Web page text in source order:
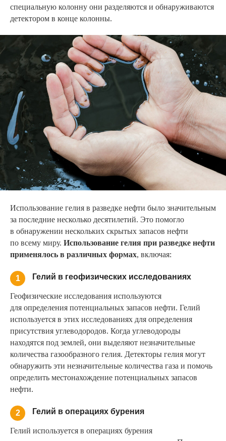
специальную колонну они разделяются и обнаруживаются
детектором в конце колонны.
Использование гелия в разведке нефти было значительным
за последние несколько десятилетий. Это помогло
в обнаружении нескольких скрытых запасов нефти
по всему миру. Использование гелия при разведке нефти
применялось в различных формах, включая:
1 Гелий в геофизических исследованиях
Геофизические исследования используются
для определения потенциальных запасов нефти. Гелий
используется в этих исследованиях для определения
присутствия углеводородов. Когда углеводороды
находятся под землей, они выделяют незначительные
количества газообразного гелия. Детекторы гелия могут
обнаружить эти незначительные количества газа и помочь
определить местонахождение потенциальных запасов
нефти.
2 Гелий в операциях бурения
Гелий используется в операциях бурения